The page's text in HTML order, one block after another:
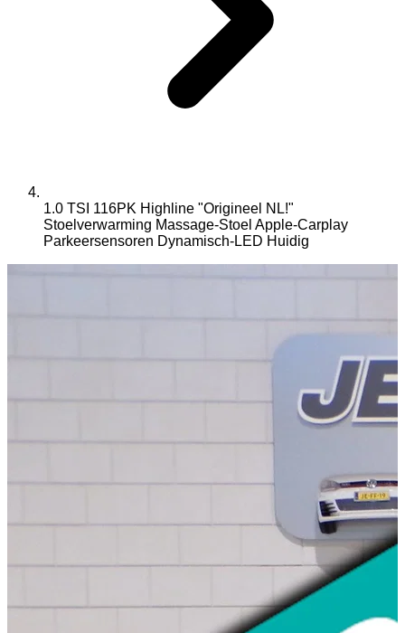
1.0 TSI 116PK Highline "Origineel NL!"
Stoelverwarming Massage-Stoel Apple-Carplay
Parkeersensoren Dynamisch-LED Huidig